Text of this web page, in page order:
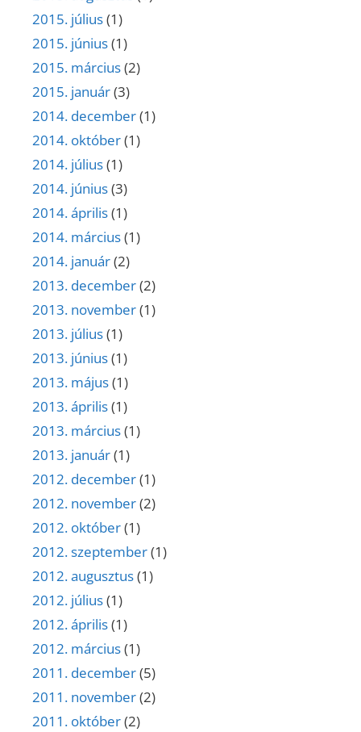
2015. július(1)
2015. június(1)
2015. március(2)
2015. január(3)
2014. december(1)
2014. október(1)
2014. július(1)
2014. június(3)
2014. április(1)
2014. március(1)
2014. január(2)
2013. december(2)
2013. november(1)
2013. július(1)
2013. június(1)
2013. május(1)
2013. április(1)
2013. március(1)
2013. január(1)
2012. december(1)
2012. november(2)
2012. október(1)
2012. szeptember(1)
2012. augusztus(1)
2012. július(1)
2012. április(1)
2012. március(1)
2011. december(5)
2011. november(2)
2011. október(2)